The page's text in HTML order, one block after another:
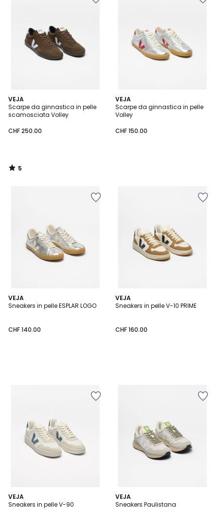
VEJA
Scarpe da ginnastica in pelle
scamosciata Volley
CHF 250.00
5
/
5
5
/
VEJA
Scarpe da ginnastica in pelle
Volley
CHF 150.00
VEJA
Sneakers in pelle ESPLAR LOGO
CHF 140.00
VEJA
Sneakers in pelle V-10 PRIME
CHF 160.00
VEJA
Sneakers in pelle V-90
VEJA
Sneakers Paulistana